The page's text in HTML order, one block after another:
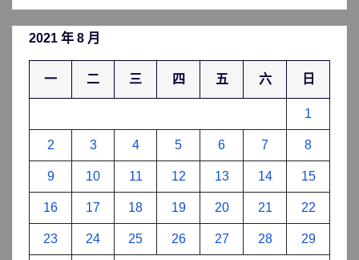
2021 年 8 月
一 二 三 四 五 六 日
1
2 3 4 5 6 7 8
9 10 11 12 13 14 15
16 17 18 19 20 21 22
23 24 25 26 27 28 29